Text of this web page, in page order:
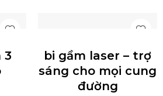
3
bi gầm laser – trợ
sáng cho mọi cung
đường